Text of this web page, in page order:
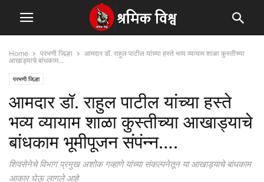
Home परभणी जिल्हा
आमदार डॉ. राहुल पाटील यांच्या हस्ते भव्य व्यायाम शाळा कुस्तीच्या
आखाड्याचे बांधकाम...
परभणी जिल्हा
आमदार डॉ. राहुल पाटील यांच्या हस्ते
भव्य व्यायाम शाळा कुस्तीच्या आखाड्याचे
बांधकाम भूमीपूजन संपंन्न….
शिवसेनेचे विभाग प्रमुख अशोक गव्हाणे यांच्या संकल्पनेतून या आखाड्याचे बांधकाम
आकार घेऊ लागले आहे